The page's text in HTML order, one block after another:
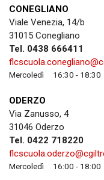
CONEGLIANO
Viale Venezia, 14/b
31015 Conegliano
Tel. 0438 666411
Mercoledì 16:30 - 18:30
ODERZO
Via Zanusso, 4
31046 Oderzo
Tel. 0422 718220
Mercoledì 16:00 - 18:00